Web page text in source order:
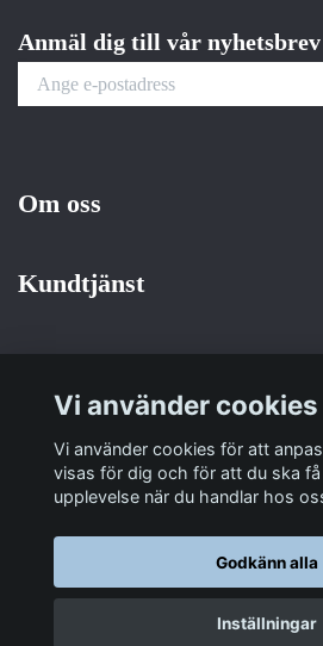
Anmäl dig till vår nyhetsbrev
Om oss
Kundtjänst
Sociala medier
© 2026 Sulit
Vi använder cookies
Vi använder cookies för att
visas för dig och för att du ska
upplevelse när du handlar hos
Godkänn alla
Inställningar